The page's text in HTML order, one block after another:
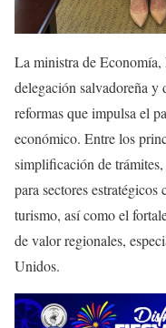
La ministra de
delegación salvadoreña y
reformas que impulsa el
económico. Entre los
simplificación de
para sectores
turismo, así como el
de valor regionales,
Unidos.